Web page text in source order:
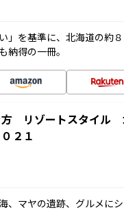
」を基準に、北海道の約
納得の一冊。
リゾートスタイル
２１
、マヤの遺跡、グルメに